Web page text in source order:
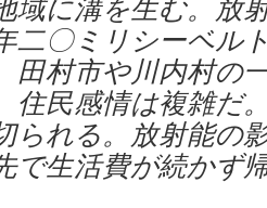
域に溝を生む。放
二〇ミリシーベル
田村市や川内村の
住民感情は複雑だ
られる。放射能の
で生活費が続かず